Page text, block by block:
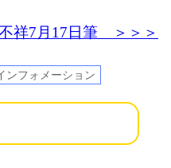
祥7月17日筆 ＞＞＞
ンフォメーション